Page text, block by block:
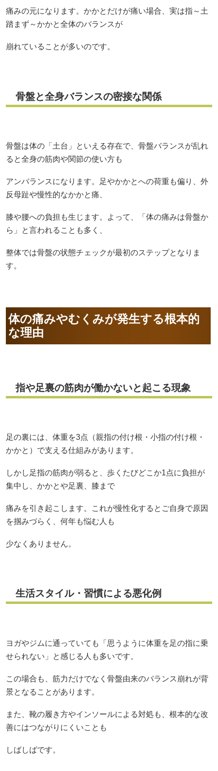
痛みの元になります。かかとだけが痛い場合、実は指～土
踏まず～かかと全体のバランスが
崩れていることが多いのです。
骨盤と全身バランスの密接な関係
骨盤は体の「土台」といえる存在で、骨盤バランスが乱れ
ると全身の筋肉や関節の使い方も
アンバランスになります。足やかかとへの荷重も偏り、外
反母趾や慢性的なかかと痛、
膝や腰への負担も生じます。よって、「体の痛みは骨盤か
ら」と言われることも多く、
整体では骨盤の状態チェックが最初のステップとなりま
す。
体の痛みやむくみが発生する根本的
な理由
指や足裏の筋肉が働かないと起こる現象
足の裏には、体重を3点（親指の付け根・小指の付け根・
かかと）で支える仕組みがあります。
しかし足指の筋肉が弱ると、歩くたびどこか1点に負担が
集中し、かかとや足裏、膝まで
痛みを引き起こします。これが慢性化するとご自身で原因
を掴みづらく、何年も悩む人も
少なくありません。
生活スタイル・習慣による悪化例
ヨガやジムに通っていても「思うように体重を足の指に乗
せられない」と感じる人も多いです。
この場合も、筋力だけでなく骨盤由来のバランス崩れが背
景となることがあります。
また、靴の履き方やインソールによる対処も、根本的な改
善にはつながりにくいことも
しばしばです。